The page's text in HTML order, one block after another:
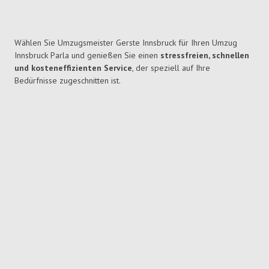
Wählen Sie Umzugsmeister Gerste Innsbruck für Ihren Umzug
Innsbruck Parla und genießen Sie einen stressfreien, schnellen
und kosteneffizienten Service, der speziell auf Ihre
Bedürfnisse zugeschnitten ist.